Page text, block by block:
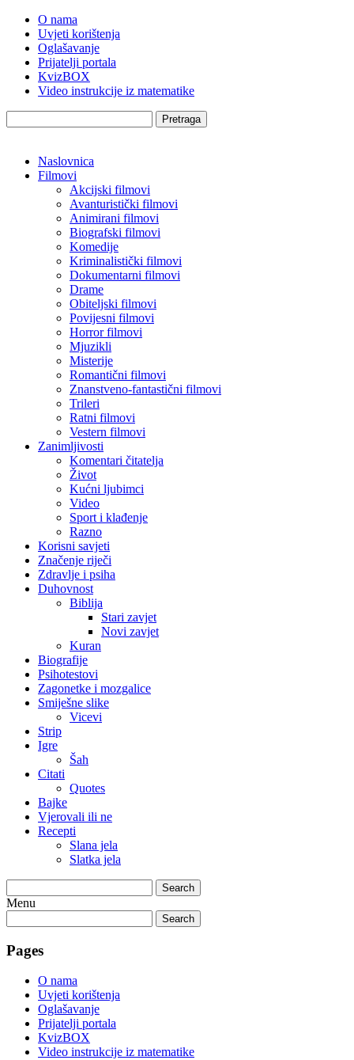
O nama
Uvjeti korištenja
Oglašavanje
Prijatelji portala
KvizBOX
Video instrukcije iz matematike
Pretraga
Naslovnica
Filmovi
Akcijski filmovi
Avanturistički filmovi
Animirani filmovi
Biografski filmovi
Komedije
Kriminalistički filmovi
Dokumentarni filmovi
Drame
Obiteljski filmovi
Povijesni filmovi
Horror filmovi
Mjuzikli
Misterije
Romantični filmovi
Znanstveno-fantastični filmovi
Trileri
Ratni filmovi
Vestern filmovi
Zanimljivosti
Komentari čitatelja
Život
Kućni ljubimci
Video
Sport i klađenje
Razno
Korisni savjeti
Značenje riječi
Zdravlje i psiha
Duhovnost
Biblija
Stari zavjet
Novi zavjet
Kuran
Biografije
Psihotestovi
Zagonetke i mozgalice
Smiješne slike
Vicevi
Strip
Igre
Šah
Citati
Quotes
Bajke
Vjerovali ili ne
Recepti
Slana jela
Slatka jela
Search
Menu
Search
Pages
O nama
Uvjeti korištenja
Oglašavanje
Prijatelji portala
KvizBOX
Video instrukcije iz matematike